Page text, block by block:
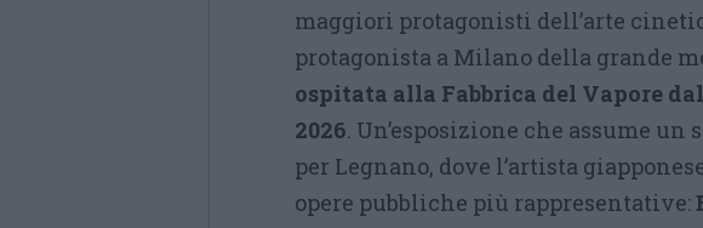
maggiori protagonisti dell’arte
protagonista a Milano della grande
ospitata alla Fabbrica del Vapore
2026. Un’esposizione che assume
per Legnano, dove l’artista
opere pubbliche più rappresentative: